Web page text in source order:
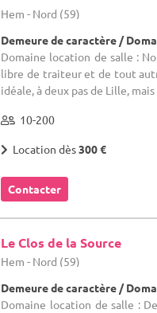
Hem - Nord (59)
Demeure de caractère /
Domaine location de salle :
libre de traiteur et de tout
idéale, à deux pas de Lille,
10-200
Location dès300 €
Contacter
Le Clos de la Source
Hem - Nord (59)
Demeure de caractère /
Domaine location de salle :